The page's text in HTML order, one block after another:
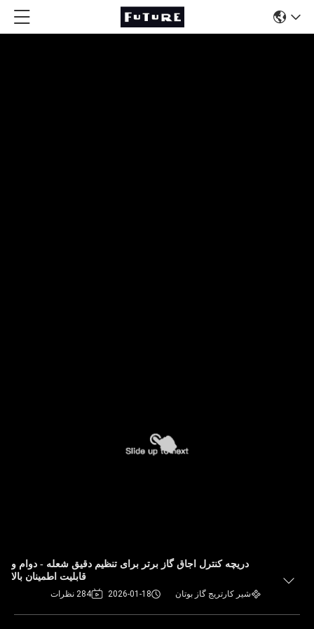
دریچه کنترل اجاق گاز برتر برای تنظیم دقیق شعله - دوام و
قابلیت اطمینان بالا
شیر کارتریج گاز بوتان 2026-01-18 284 نظرات